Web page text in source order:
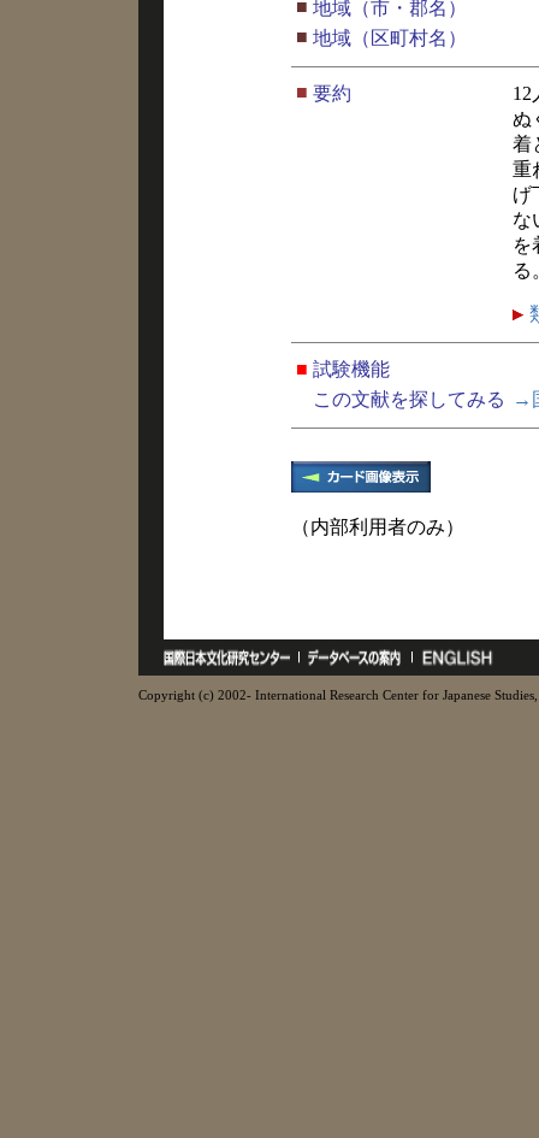
■ 地域（市・郡名）
■ 地域（区町村名）
■ 要約
12
ぬ
着
重
げ
な
を
る
■ 試験機能
この文献を探してみる
→
（内部利用者のみ）
Copyright (c) 2002- International Research Center for Japanese